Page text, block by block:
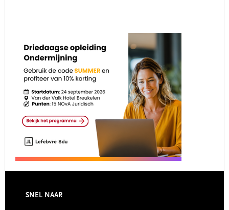
Footer
SNEL NAAR